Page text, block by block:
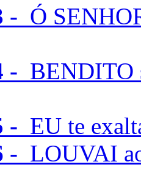
- Ó
- BENDITO
- EU te
- LOUVAI